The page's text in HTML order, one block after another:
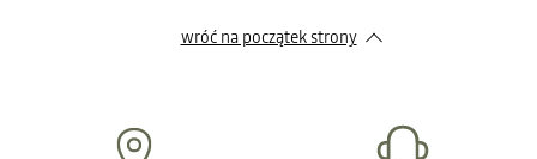
wróć na początek strony